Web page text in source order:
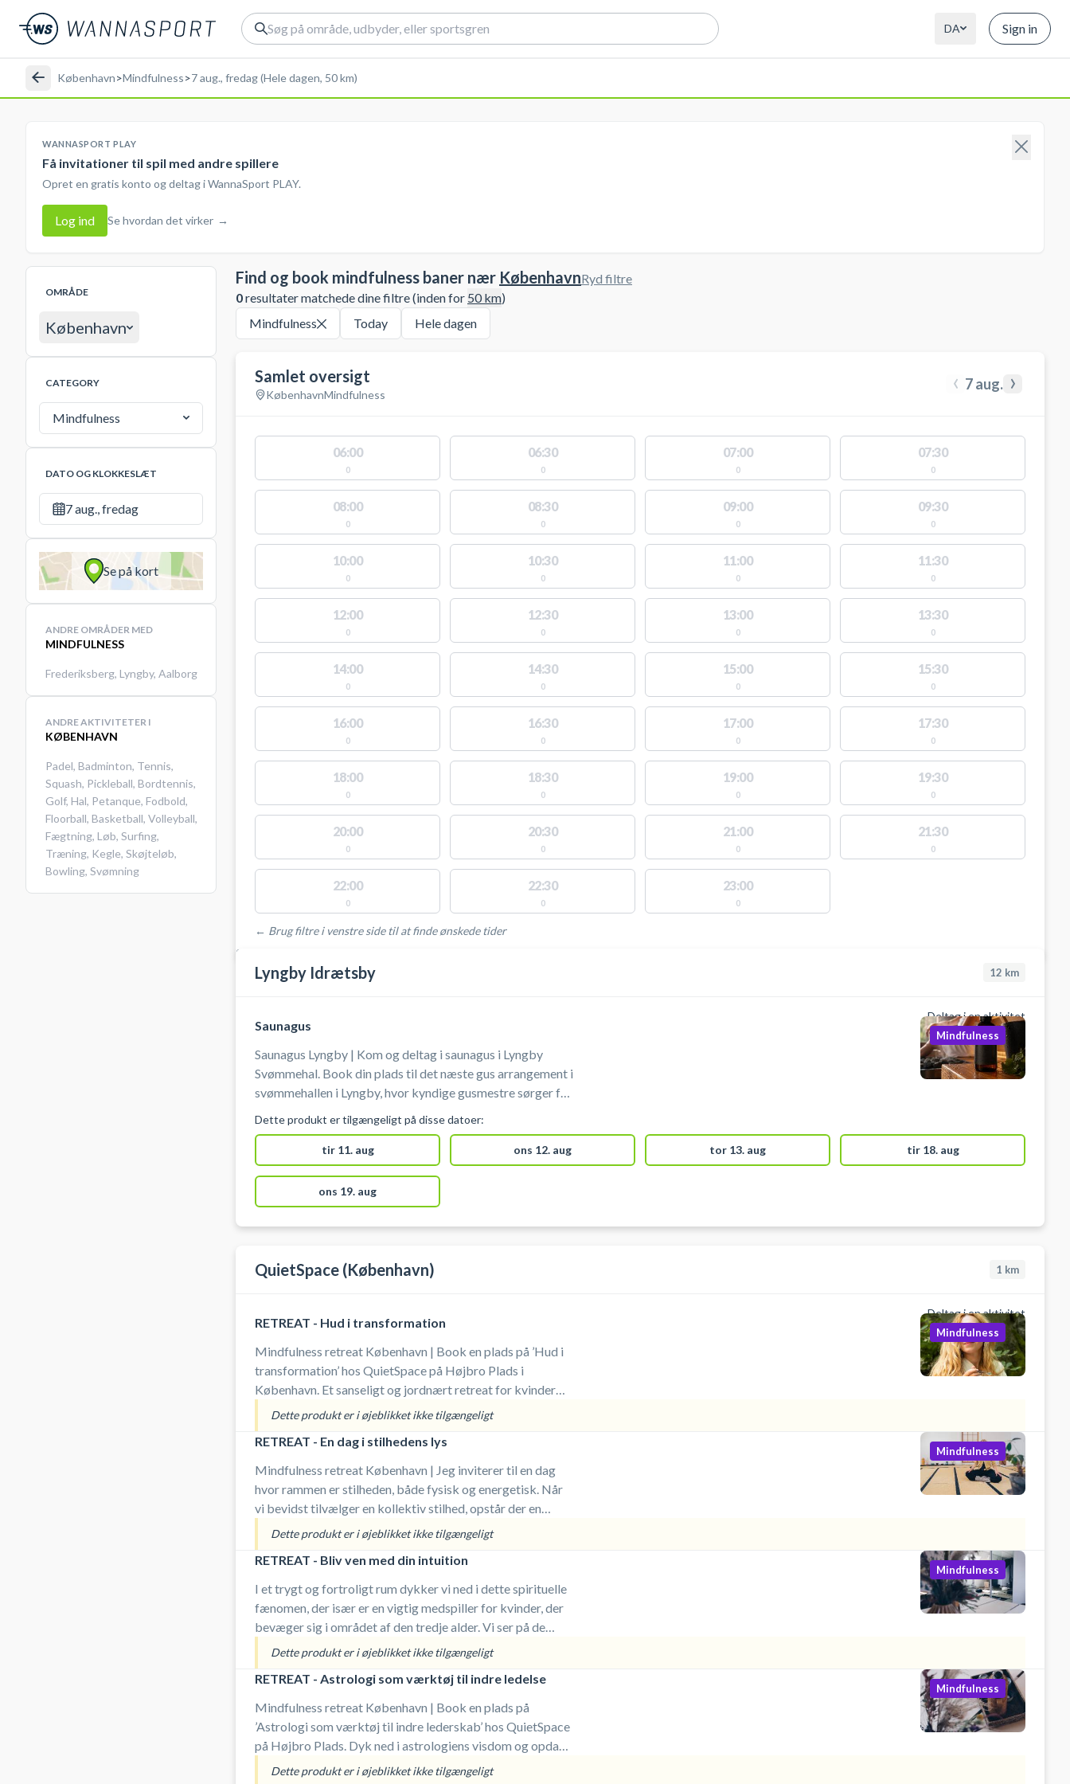
DA Sign in
København>Mindfulness>7 aug., fredag (Hele dagen, 50 km)
WANNASPORT PLAY
Få invitationer til spil med andre spillere
Opret en gratis konto og deltag i WannaSport PLAY.
Log ind Se hvordan det virker →
OMRÅDE
København
CATEGORY
Mindfulness
DATO OG KLOKKESLÆT
7 aug., fredag
Se på kort
ANDRE OMRÅDER MED
MINDFULNESS
Frederiksberg, Lyngby, Aalborg
ANDRE AKTIVITETER I
KØBENHAVN
Padel, Badminton, Tennis,
Squash, Pickleball, Bordtennis,
Golf, Hal, Petanque, Fodbold,
Floorball, Basketball, Volleyball,
Fægtning, Løb, Surfing,
Træning, Kegle, Skøjteløb,
Bowling, Svømning
Find og book mindfulness baner nær København
0resultater matchede dine filtre (inden for 50km)
Ryd filtre
Mindfulness Today Hele dagen
Samlet oversigt
KøbenhavnMindfulness ‹ 7 aug. ›
06:00
0
06:30
0
07:00
0
07:30
0
08:00
0
08:30
0
09:00
0
09:30
0
10:00
0
10:30
0
11:00
0
11:30
0
12:00
0
12:30
0
13:00
0
13:30
0
14:00
0
14:30
0
15:00
0
15:30
0
16:00
0
16:30
0
17:00
0
17:30
0
18:00
0
18:30
0
19:00
0
19:30
0
20:00
0
20:30
0
21:00
0
21:30
0
22:00
0
22:30
0
23:00
0
← Brug filtre i venstre side til at finde ønskede tider
STEDER MED LEDIGE AKTIVITETER
Lyngby Idrætsby 12 km
Deltag i en aktivitet
Saunagus
Saunagus Lyngby | Kom og deltag i saunagus i Lyngby
Svømmehal. Book din plads til det næste gus arrangement i
svømmehallen i Lyngby, hvor kyndige gusmestre sørger for
Lyngby nu!
Mindfulness
Dette produkt er tilgængeligt på disse datoer:
tir 11. aug ons 12. aug tor 13. aug tir 18. aug
ons 19. aug
QuietSpace (København) 1 km
Deltag i en aktivitet
RETREAT - Hud i transformation
Mindfulness retreat København | Book en plads på ’Hud i
transformation’ hos QuietSpace på Højbro Plads i
København. Et sanseligt og jordnært retreat for kvinder
40+, der ønsker at forstå og pleje huden i og efter
overgangsalderen. Gennem viden, ritualer og naturlig
hudpleje arbejder vi med indre balance og ydre glød – i en
kærlig atmosfære, der forbinder skønhed med velvære.
Mindfulness
Dette produkt er i øjeblikket ikke tilgængeligt
RETREAT - En dag i stilhedens lys
Mindfulness retreat København | Jeg inviterer til en dag
hvor rammen er stilheden, både fysisk og energetisk. Når
vi bevidst tilvælger en kollektiv stilhed, opstår der en
energetisk stilhed, som tillader et indre rum for en dybere
væren og refleksion
Mindfulness
Dette produkt er i øjeblikket ikke tilgængeligt
RETREAT - Bliv ven med din intuition
I et trygt og fortroligt rum dykker vi ned i dette spirituelle
fænomen, der især er en vigtig medspiller for kvinder, der
bevæger sig i området af den tredje alder. Vi ser på de
forhindringer, der kan blokere din intuition, og du får
indsigt i, hvordan at du kan styrke din kontakt med den
Mindfulness
Dette produkt er i øjeblikket ikke tilgængeligt
RETREAT - Astrologi som værktøj til indre ledelse
Mindfulness retreat København | Book en plads på
’Astrologi som værktøj til indre lederskab’ hos QuietSpace
på Højbro Plads. Dyk ned i astrologiens visdom og opdag,
hvordan dit fødselshoroskop kan åbne for personlig
Mindfulness
Dette produkt er i øjeblikket ikke tilgængeligt